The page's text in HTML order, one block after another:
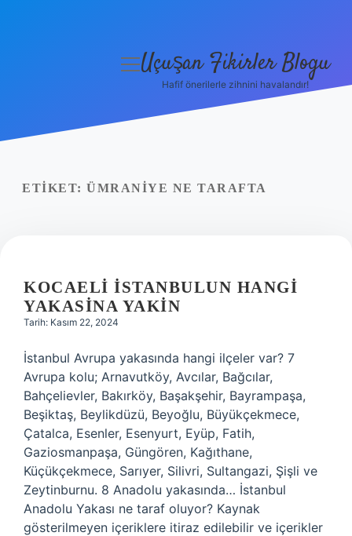
Yasal Uyarı
menüyü
Uçuşan Fikirler Blogu
Hafif önerilerle zihnini havalandır!
ETIKET: ÜMRANIYE NE TARAFTA
KOCAELI İSTANBULUN HANGI
YAKASINA YAKIN
Tarih: Kasım 22, 2024
İstanbul Avrupa yakasında hangi ilçeler var? 7
Avrupa kolu; Arnavutköy, Avcılar, Bağcılar,
Bahçelievler, Bakırköy, Başakşehir, Bayrampaşa,
Beşiktaş, Beylikdüzü, Beyoğlu, Büyükçekmece,
Çatalca, Esenler, Esenyurt, Eyüp, Fatih,
Gaziosmanpaşa, Güngören, Kağıthane,
Küçükçekmece, Sarıyer, Silivri, Sultangazi, Şişli ve
Zeytinburnu. 8 Anadolu yakasında… İstanbul
Anadolu Yakası ne taraf oluyor? Kaynak
gösterilmeyen içeriklere itiraz edilebilir ve içerikler